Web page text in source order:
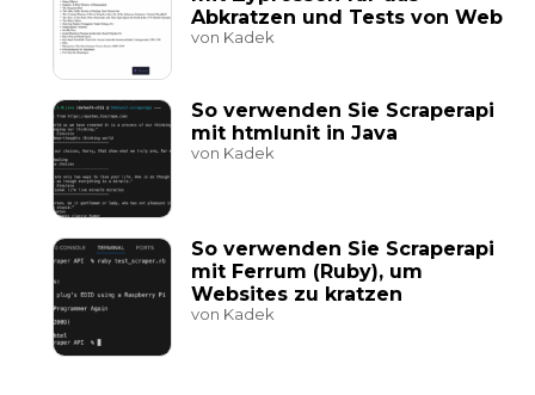
Abkratzen und Tests von Web
von Kadek
So verwenden Sie Scraperapi
mit htmlunit in Java
von Kadek
So verwenden Sie Scraperapi
mit Ferrum (Ruby), um
Websites zu kratzen
von Kadek